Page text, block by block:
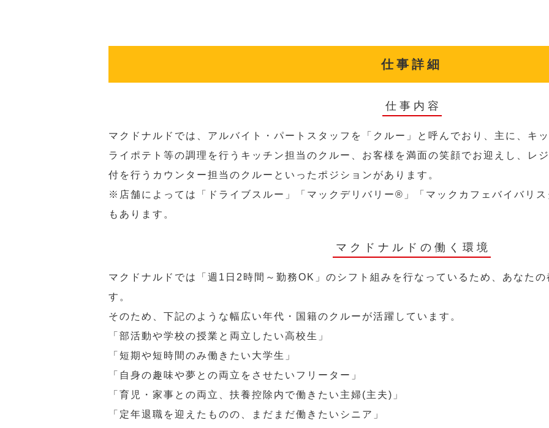
仕事詳細
仕事内容
マクドナルドでは、アルバイト・パートスタッフを「クルー」と呼んでおり、主に、キ
ライポテト等の調理を行うキッチン担当のクルー、お客様を満面の笑顔でお迎えし、レ
付を行うカウンター担当のクルーといったポジションがあります。
※店舗によっては「ドライブスルー」「マックデリバリー®︎」「マックカフェバイバリ
もあります。
マクドナルドの働く環境
マクドナルドでは「週1日2時間～勤務OK」のシフト組みを行なっているため、あなた
す。
そのため、下記のような幅広い年代・国籍のクルーが活躍しています。
「部活動や学校の授業と両立したい高校生」
「短期や短時間のみ働きたい大学生」
「自身の趣味や夢との両立をさせたいフリーター」
「育児・家事との両立、扶養控除内で働きたい主婦(主夫)」
「定年退職を迎えたものの、まだまだ働きたいシニア」